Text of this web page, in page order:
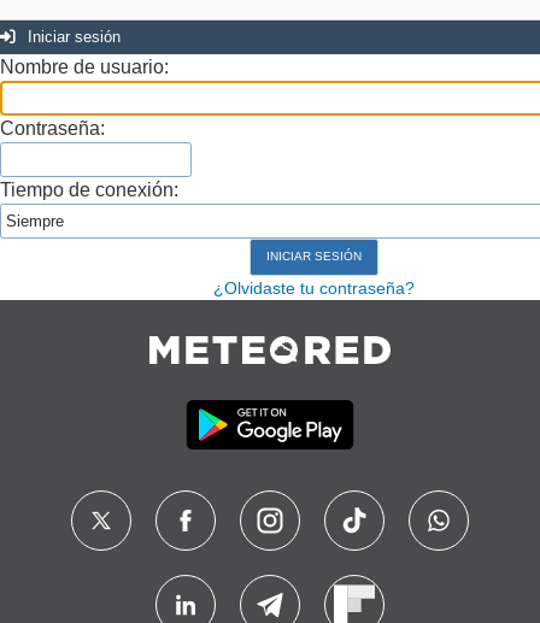
Iniciar sesión
Nombre de usuario:
Contraseña:
Tiempo de conexión:
¿Olvidaste tu contraseña?